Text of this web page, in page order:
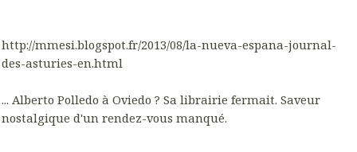
http://mmesi.blogspot.fr/2013/08/la-nueva-espana-journal-
des-asturies-en.html
... Alberto Polledo à Oviedo ? Sa librairie fermait. Saveur
nostalgique d'un rendez-vous manqué.